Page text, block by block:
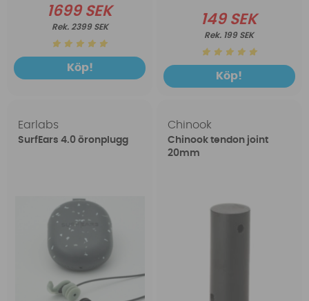
1699 SEK
2399 SEK
Köp!
149 SEK
199 SEK
Köp!
Earlabs
SurfEars 4.0 öronplugg
Chinook
Chinook tendon joint
20mm